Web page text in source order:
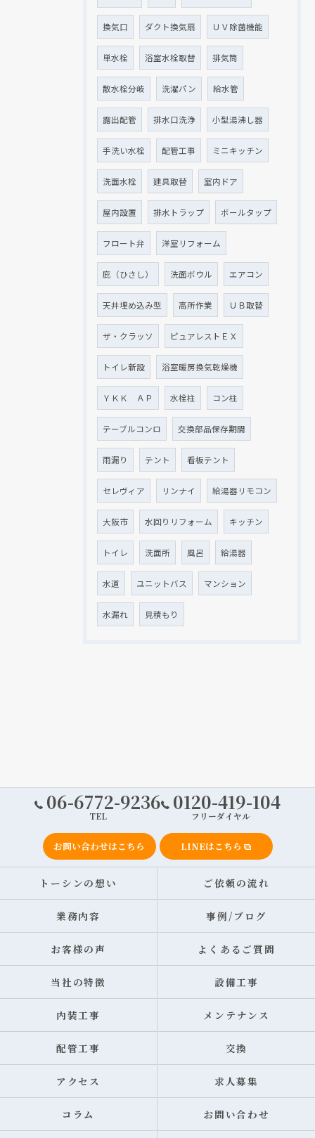
換気口 ダクト換気扇 ＵＶ除菌機能
単水栓 浴室水栓取替 排気筒
散水栓分岐 洗濯パン 給水管
露出配管 排水口洗浄 小型湯沸し器
手洗い水栓 配管工事 ミニキッチン
洗面水栓 建具取替 室内ドア
屋内設置 排水トラップ ボールタップ
フロート弁 洋室リフォーム
庇（ひさし） 洗面ボウル エアコン
天井埋め込み型 高所作業 ＵＢ取替
ザ・クラッソ ピュアレストＥＸ
トイレ新設 浴室暖房換気乾燥機
ＹＫＫ ＡＰ 水栓柱 コン柱
テーブルコンロ 交換部品保存期間
雨漏り テント 看板テント
セレヴィア リンナイ 給湯器リモコン
大阪市 水回りリフォーム キッチン
トイレ 洗面所 風呂 給湯器
水道 ユニットバス マンション
水漏れ 見積もり
06-6772-9236
TEL
0120-419-104
フリーダイヤル
お問い合わせはこちら LINEはこちら
トーシンの想い ご依頼の流れ
業務内容 事例/ブログ
お客様の声 よくあるご質問
当社の特徴 設備工事
内装工事 メンテナンス
配管工事 交換
アクセス 求人募集
コラム お問い合わせ